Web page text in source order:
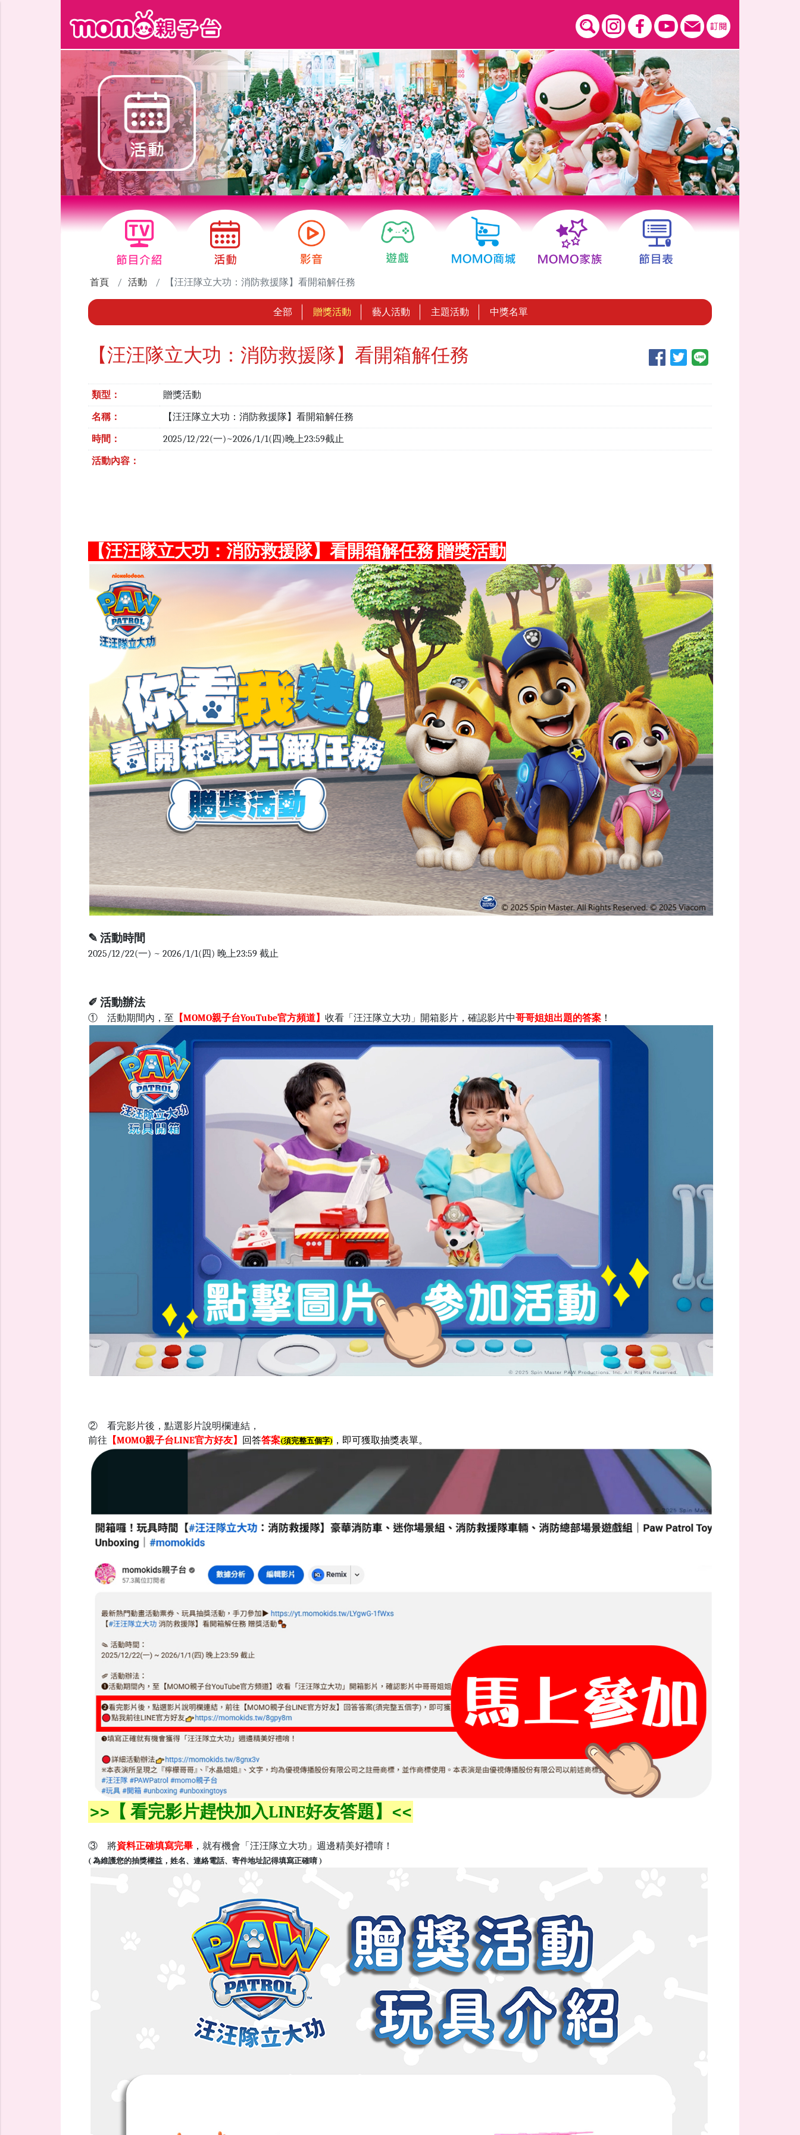
首頁 活動 【汪汪隊立大功：消防救援隊】看開箱解任務
全部 贈獎活動 藝人活動 主題活動 中獎名單
【汪汪隊立大功：消防救援隊】看開箱解任務
類型： 贈獎活動
名稱： 【汪汪隊立大功：消防救援隊】看開箱解任務
時間： 2025/12/22(一)~2026/1/1(四)晚上23:59截止
活動內容：
【汪汪隊立大功：消防救援隊】看開箱解任務 贈獎活動
✎ 活動時間
2025/12/22(一) ~ 2026/1/1(四) 晚上23:59 截止
✐ 活動辦法
① 活動期間內，至 【MOMO親子台YouTube官方頻道】 收看「汪汪隊立大功」開箱影片， 確認影片中哥哥姐姐出題的答案 ！
② 看完影片後，點選影片說明欄連結，
前往 【MOMO親子台LINE官方好友】 回答答案(須完整五個字) ，即可獲取抽獎表單。
>>【 看完影片趕快加入LINE好友答題】<<
③ 將資料正確填寫完畢 ， 就有機會「汪汪隊立大功」週邊精美好禮唷！
( 為維護您的抽獎權益，姓名、連絡電話、寄件地址記得填寫正確唷 )